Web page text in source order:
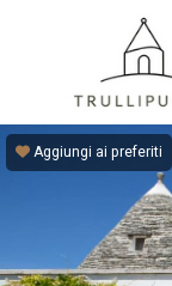
Aggiungi ai preferiti